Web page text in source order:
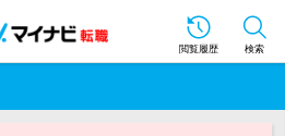
閲覧履歴 検索